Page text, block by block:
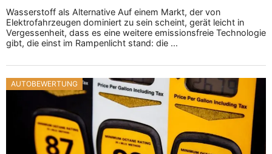
Wasserstoff als Alternative Auf einem Markt, der von
Elektrofahrzeugen dominiert zu sein scheint, gerät leicht in
Vergessenheit, dass es eine weitere emissionsfreie Technologie
gibt, die einst im Rampenlicht stand: die ...
AUTOBEWERTUNG